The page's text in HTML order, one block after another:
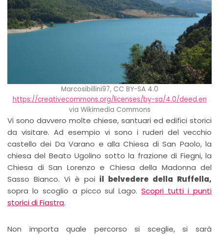
Marcosibillini97, CC BY-SA 4.0
https://creativecommons.org/licenses/by-sa/4.0/deed.en
via Wikimedia Commons
Vi sono davvero molte chiese, santuari ed edifici storici
da visitare. Ad esempio vi sono i ruderi del vecchio
castello dei Da Varano e alla Chiesa di San Paolo, la
chiesa del Beato Ugolino sotto la frazione di Fiegni, la
Chiesa di San Lorenzo e Chiesa della Madonna del
Sasso Bianco. Vi è poi il belvedere della Ruffella,
sopra lo scoglio a picco sul Lago.Scopri tutti i punti
storici di Fiastra.
Non importa quale percorso si sceglie, si sarà